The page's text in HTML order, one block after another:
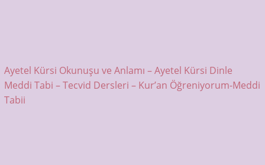
Ayetel Kürsi Okunuşu ve Anlamı – Ayetel Kürsi Dinle
Meddi Tabi – Tecvid Dersleri – Kur’an Öğreniyorum-Meddi
Tabii